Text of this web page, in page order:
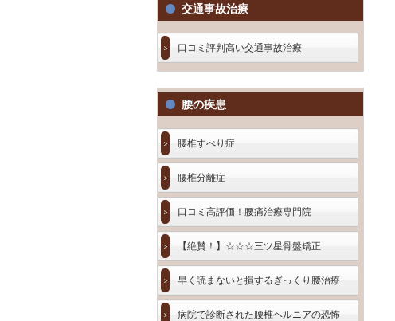
交通事故治療
口コミ評判高い交通事故治療
腰の疾患
腰椎すべり症
腰椎分離症
口コミ高評価！腰痛治療専門院
【絶賛！】☆☆☆三ツ星骨盤矯正
早く読まないと損するぎっくり腰治療
病院で診断された腰椎ヘルニアの恐怖